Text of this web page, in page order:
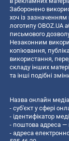
Заборонено
хоч із зазначенням
логотипу OBOZ.UA
письмового
Незаконним
копiювання,
використання,
складу інших
та інші подібні
Назва онлайн
- суб'єкт у сфері
- ідентифікатор
- поштова адреса —
- адреса